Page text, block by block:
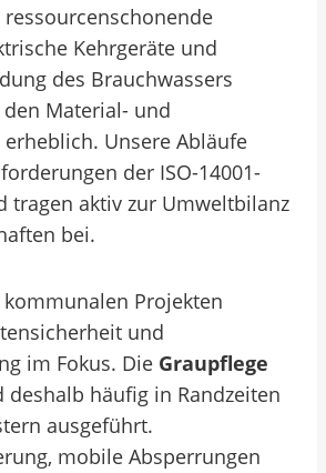
ressourcenschonende
Kehrgeräte und
des Brauchwassers
Material- und
erheblich. Unsere Abläufe
der ISO-14001-
tragen aktiv zur Umweltbilanz
bei.
Projekten
und
im Fokus. Die Graupflege
deshalb häufig in Randzeiten
ausgeführt.
mobile Absperrungen